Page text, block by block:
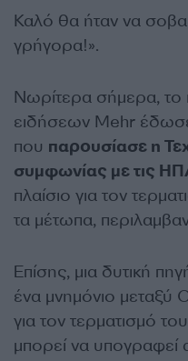
Καλό θα ήταν να
γρήγορα!».
Νωρίτερα σήμερα, το
ειδήσεων Mehr
που παρουσίασε η
συμφωνίας με τις
πλαίσιο για τον
τα μέτωπα,
Επίσης, μια δυτική
ένα μνημόνιο μεταξύ
για τον τερματισμό
μπορεί να υπογραφεί